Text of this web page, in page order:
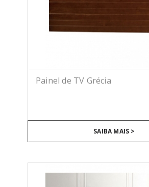
Painel de TV Grécia
SAIBA MAIS >